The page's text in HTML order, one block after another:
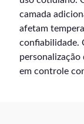
camada
afetam
confiabilidade.
personalização
em controle